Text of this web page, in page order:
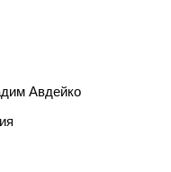
Авдейко